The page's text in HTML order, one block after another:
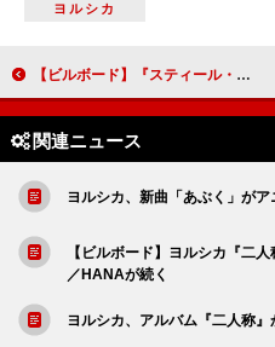
ヨルシカ
【ビルボード】『スティール・ボール・ラン ジョジョの奇妙な冒険』メインテーマが3か国で日本曲トップ10入り
関連ニュース
ヨルシカ、新曲「あぶく」が
【ビルボード】ヨルシカ『二
／HANAが続く
ヨルシカ、アルバム『二人称